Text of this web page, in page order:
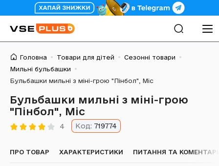
Головна Товари для дітей
Сезонні товари
Мильні бульбашки
Бульбашки мильні з міні-грою "Пінбол", Mic
Бульбашки мильні з міні-грою
"Пінбол", Mic
4 Код: 719774
ПРО ТОВАР ХАРАКТЕРИСТИКИ ПИТАННЯ ТА КОМЕНТАРІ